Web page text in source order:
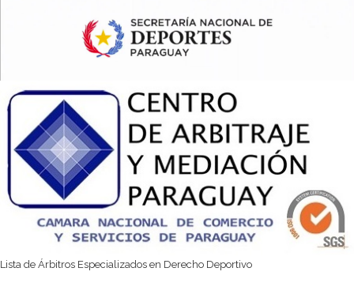
Lista de Árbitros Especializados en Derecho Deportivo